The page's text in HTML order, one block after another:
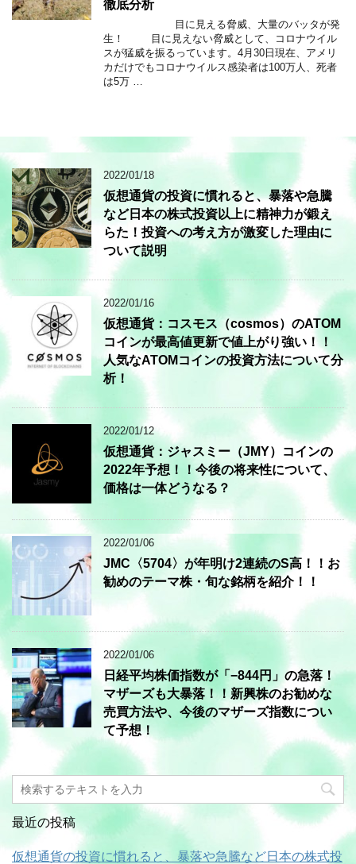
徹底分析
目に見える脅威、大量のバッタが発
生！ 目に見えない脅威として、コロナウイル
スが猛威を振るっています。4月30日現在、アメリ
カだけでもコロナウイルス感染者は100万人、死者
は5万 …
2022/01/18
仮想通貨の投資に慣れると、暴落や急騰
など日本の株式投資以上に精神力が鍛え
らた！投資への考え方が激変した理由に
ついて説明
2022/01/16
仮想通貨：コスモス（cosmos）のATOM
コインが最高値更新で値上がり強い！！
人気なATOMコインの投資方法について分
析！
2022/01/12
仮想通貨：ジャスミー（JMY）コインの
2022年予想！！今後の将来性について、
価格は一体どうなる？
2022/01/06
JMC〈5704〉が年明け2連続のS高！！お
勧めのテーマ株・旬な銘柄を紹介！！
2022/01/06
日経平均株価指数が「−844円」の急落！
マザーズも大暴落！！新興株のお勧めな
売買方法や、今後のマザーズ指数につい
て予想！
最近の投稿
仮想通貨の投資に慣れると、暴落や急騰など日本の株式投